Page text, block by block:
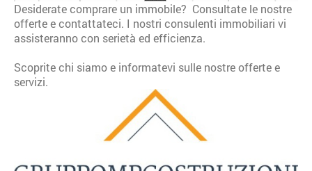
Desiderate comprare un immobile? Consultate le nostre
offerte e contattateci. I nostri consulenti immobiliari vi
assisteranno con serietà ed efficienza.
Scoprite chi siamo e informatevi sulle nostre offerte e
servizi.